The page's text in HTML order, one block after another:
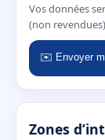
Vos données
(non
✉️ Envoyer
Zones